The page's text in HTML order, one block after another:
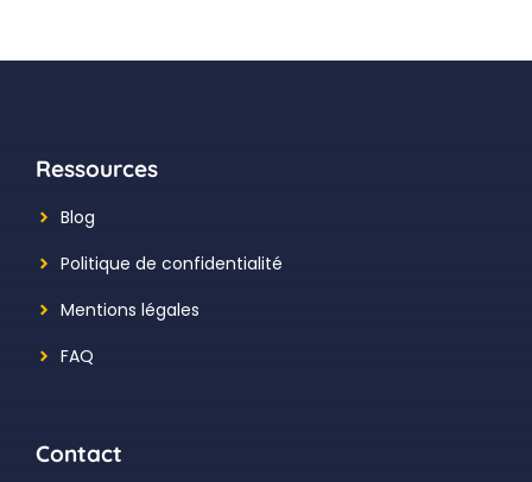
Ressources
Blog
Politique de confidentialité
Mentions légales
FAQ
Contact